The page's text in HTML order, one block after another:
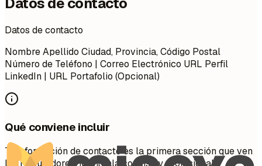
Datos de contacto
Nombre Apellido Ciudad, Provincia, Código Postal
Número de Teléfono | Correo Electrónico URL Perfil
LinkedIn | URL Portafolio (Opcional)
Qué conviene incluir
Tu información de contacto es la primera sección que ven